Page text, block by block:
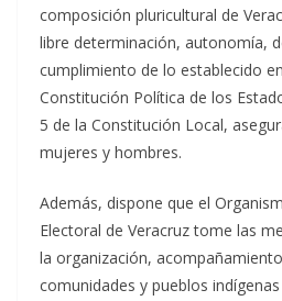
composición pluricultural de
libre determinación, autonomía,
cumplimiento de lo establecido
Constitución Política de los
5 de la Constitución Local,
mujeres y hombres.
Además, dispone que el
Electoral de Veracruz tome las
la organización,
comunidades y pueblos